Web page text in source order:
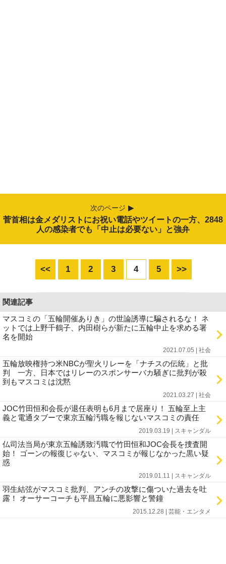
次のページ
菅首相は金メダリストにお祝い電話やツイートの一方、2848
人の感染者でも「中止は必要ない」と強弁
<< 1 2 3 4 5 >>
関連記事
マスコミの「五輪開催ありき」の世論誘導に騙されるな！ ネ
ットでは上野千鶴子、内田樹らが新たに五輪中止を求める署
名を開始
2021.07.05 | 社会
五輪放映権持つ米NBCが聖火リレーを「ナチスの伝統」と批
判 一方、日本ではリレーのスポンサーバカ騒ぎに批判が殺
到もマスコミは沈黙
2021.03.27 | 社会
JOC竹田恒和会長が退任表明も6月まで居座り！ 五輪至上主
義と電通タブーで東京五輪汚職を報じないマスコミの責任
2019.03.19 | スキャンダル
仏司法当局が東京五輪誘致汚職で竹田恒和JOC会長を捜査開
始！ ゴーンの報復じゃない、マスコミが報じなかった黒い疑
惑
2019.01.11 | スキャンダル
羽生結弦がマスコミ批判、アンチの攻撃に傷ついた過去を吐
露！ オーサーコーチも平昌五輪に悪影響と警鐘
2015.12.28 | 芸能・エンタメ